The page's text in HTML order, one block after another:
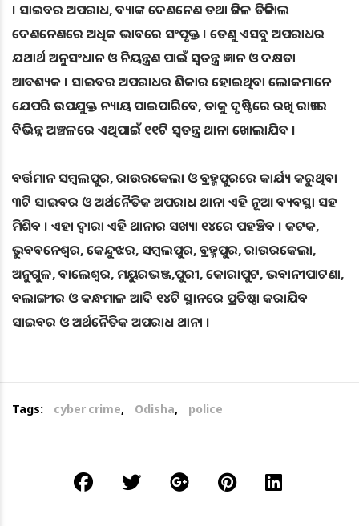
। ସାଇବର ଅପରାଧ, ବ୍ୟାଙ୍କ ଦେଣନେଣ ତଥା ଜଟିଳ ଡିଜିଟାଲ
ଦେଣନେଣରେ ଅଧିକ ଭାବରେ ସଂପୃକ୍ତ । ତେଣୁ ଏସବୁ ଅପରାଧର
ଯଥାର୍ଥ ଅନୁସଂଧାନ ଓ ନିୟନ୍ତ୍ରଣ ପାଇଁ ସ୍ବତନ୍ତ୍ର ଜ୍ଞାନ ଓ ଦକ୍ଷତା
ଆବଶ୍ୟକ । ସାଇବର ଅପରାଧର ଶିକାର ହୋଇଥିବା ଲୋକମାନେ
ଯେପରି ଉପଯୁକ୍ତ ନ୍ୟାୟ ପାଇପାରିବେ, ତାକୁ ଦୃଷ୍ଟିରେ ରଖି ରାଜ୍ୟର
ବିଭିନ୍ନ ଅଞ୍ଚଳରେ ଏଥିପାଇଁ ୧୧ଟି ସ୍ବତନ୍ତ୍ର ଥାନା ଖୋଲାଯିବ ।
ବର୍ତ୍ତମାନ ସମ୍ବଲପୁର, ରାଉରକେଲା ଓ ବ୍ରହ୍ମପୁରରେ କାର୍ଯ୍ୟ କରୁଥିବା
୩ଟି ସାଇବର ଓ ଅର୍ଥନୈତିକ ଅପରାଧ ଥାନା ଏହି ନୂଆ ବ୍ୟବସ୍ଥା ସହ
ମିଶିବ । ଏହା ଦ୍ଵାରା ଏହି ଥାନାର ସଖ୍ୟା ୧୪ରେ ପହଞ୍ଚିବ । କଟକ,
ଭୁବବନେଶ୍ବର, କେନ୍ଦୁଝର, ସମ୍ବଲପୁର, ବ୍ରହ୍ମପୁର, ରାଉରକେଲା,
ଅନୁଗୁଳ, ବାଲେଶ୍ବର, ମୟୁରଭଞ୍ଜ,ପୁରୀ, କୋରାପୁଟ, ଭବାନୀପାଟଣା,
ବଲାଙ୍ଗୀର ଓ କନ୍ଧମାଳ ଆଦି ୧୪ଟି ସ୍ଥାନରେ ପ୍ରତିଷ୍ଠା କରାଯିବ
ସାଇବର ଓ ଅର୍ଥନୈତିକ ଅପରାଧ ଥାନା ।
Tags: cyber crime, Odisha, police